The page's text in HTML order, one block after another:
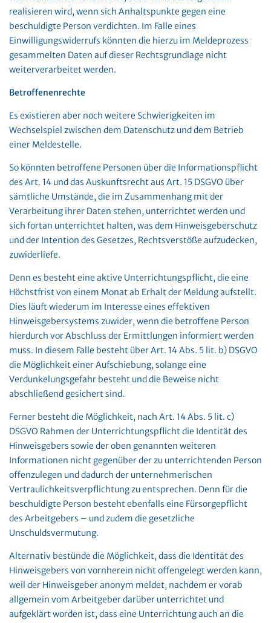
realisieren wird, wenn sich Anhaltspunkte gegen eine
beschuldigte Person verdichten. Im Falle eines
Einwilligungswiderrufs könnten die hierzu im Meldeprozess
gesammelten Daten auf dieser Rechtsgrundlage nicht
weiterverarbeitet werden.
Betroffenenrechte
Es existieren aber noch weitere Schwierigkeiten im
Wechselspiel zwischen dem Datenschutz und dem Betrieb
einer Meldestelle.
So könnten betroffene Personen über die Informationspflicht
des Art. 14 und das Auskunftsrecht aus Art. 15 DSGVO über
sämtliche Umstände, die im Zusammenhang mit der
Verarbeitung ihrer Daten stehen, unterrichtet werden und
sich fortan unterrichtet halten, was dem Hinweisgeberschutz
und der Intention des Gesetzes, Rechtsverstöße aufzudecken,
zuwiderliefe.
Denn es besteht eine aktive Unterrichtungspflicht, die eine
Höchstfrist von einem Monat ab Erhalt der Meldung aufstellt.
Dies läuft wiederum im Interesse eines effektiven
Hinweisgebersystems zuwider, wenn die betroffene Person
hierdurch vor Abschluss der Ermittlungen informiert werden
muss. In diesem Falle besteht über Art. 14 Abs. 5 lit. b) DSGVO
die Möglichkeit einer Aufschiebung, solange eine
Verdunkelungsgefahr besteht und die Beweise nicht
abschließend gesichert sind.
Ferner besteht die Möglichkeit, nach Art. 14 Abs. 5 lit. c)
DSGVO Rahmen der Unterrichtungspflicht die Identität des
Hinweisgebers sowie der oben genannten weiteren
Informationen nicht gegenüber der zu unterrichtenden Person
offenzulegen und dadurch der unternehmerischen
Vertraulichkeitsverpflichtung zu entsprechen. Denn für die
beschuldigte Person besteht ebenfalls eine Fürsorgepflicht
des Arbeitgebers – und zudem die gesetzliche
Unschuldsvermutung.
Alternativ bestünde die Möglichkeit, dass die Identität des
Hinweisgebers von vornherein nicht offengelegt werden kann,
weil der Hinweisgeber anonym meldet, nachdem er vorab
allgemein vom Arbeitgeber darüber unterrichtet und
aufgeklärt worden ist, dass eine Unterrichtung auch an die